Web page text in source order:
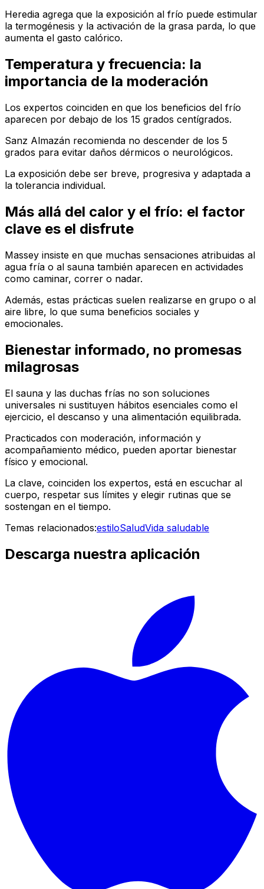
Heredia agrega que la exposición al frío puede estimular
la termogénesis y la activación de la grasa parda, lo que
aumenta el gasto calórico.
Temperatura y frecuencia: la
importancia de la moderación
Los expertos coinciden en que los beneficios del frío
aparecen por debajo de los 15 grados centígrados.
Sanz Almazán recomienda no descender de los 5
grados para evitar daños dérmicos o neurológicos.
La exposición debe ser breve, progresiva y adaptada a
la tolerancia individual.
Más allá del calor y el frío: el factor
clave es el disfrute
Massey insiste en que muchas sensaciones atribuidas al
agua fría o al sauna también aparecen en actividades
como caminar, correr o nadar.
Además, estas prácticas suelen realizarse en grupo o al
aire libre, lo que suma beneficios sociales y
emocionales.
Bienestar informado, no promesas
milagrosas
El sauna y las duchas frías no son soluciones
universales ni sustituyen hábitos esenciales como el
ejercicio, el descanso y una alimentación equilibrada.
Practicados con moderación, información y
acompañamiento médico, pueden aportar bienestar
físico y emocional.
La clave, coinciden los expertos, está en escuchar al
cuerpo, respetar sus límites y elegir rutinas que se
sostengan en el tiempo.
Temas relacionados:estiloSaludVida saludable
Descarga nuestra aplicación